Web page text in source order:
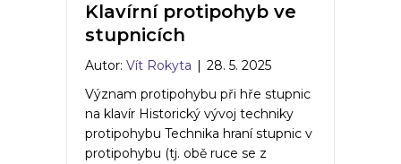
Klavírní protipohyb ve
stupnicích
Autor: Vít Rokyta
28. 5. 2025
Význam protipohybu při hře stupnic
na klavír Historický vývoj techniky
protipohybu Technika hraní stupnic v
protipohybu (tj. obě ruce se z